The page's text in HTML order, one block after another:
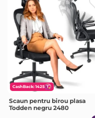
CashBack: 1425
Scaun pentru birou plasa
Todden negru 2480